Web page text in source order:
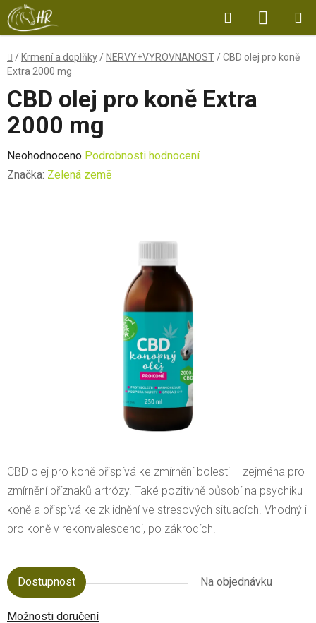
Přejít
na
obsah
Hledat
KOŠÍK
Domů
/ Krmení a doplňky / NERVY+VYROVNANOST /CBD olej pro koně
Extra 2000 mg
CBD olej pro koně přispívá ke zmírnění bolesti – zejména pro
zmírnění příznaků artrózy. Také pozitivně působí na psychiku
koně a přispívá ke zklidnění ve stresových situacích. Vhodný i
pro koně v rekonvalescenci, po zákrocích.
Dostupnost Na objednávku
Možnosti doručení
CBD olej pro koně Extra
2000 mg
Průměrné
hodnocení
Neohodnoceno Podrobnosti hodnocení
Značka: Zelená země